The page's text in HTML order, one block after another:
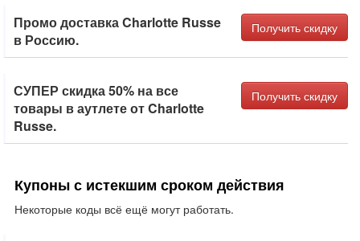
Промо доставка Charlotte Russe
в Россию.
Получить скидку
СУПЕР скидка 50% на все
товары в аутлете от Charlotte
Russe.
Получить скидку
Купоны с истекшим сроком действия
Некоторые коды всё ещё могут работать.